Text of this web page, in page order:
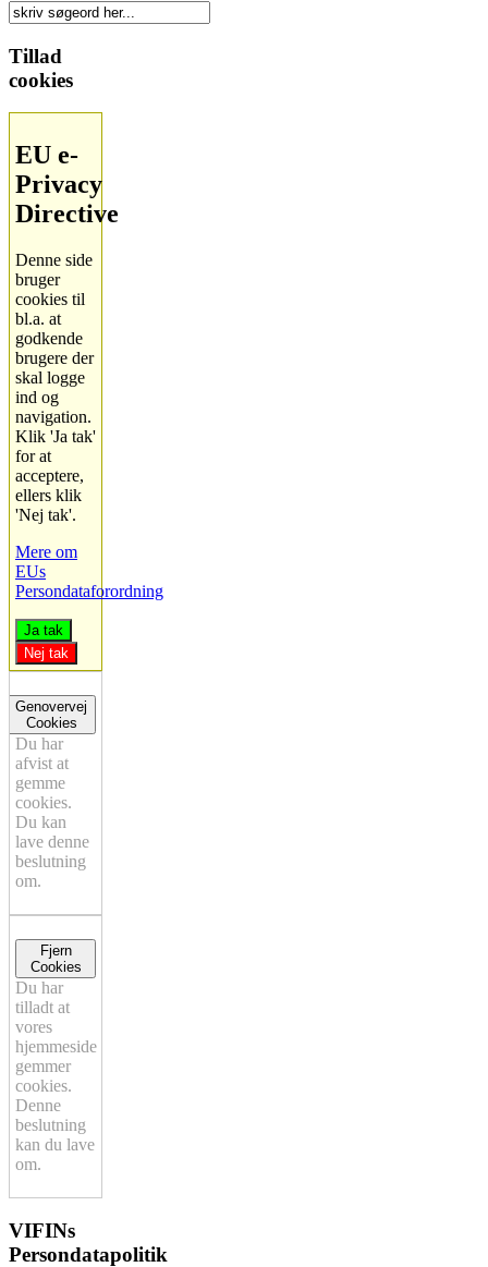
Tillad
cookies
EU e-
Privacy
Directive
Denne side
bruger
cookies til
bl.a. at
godkende
brugere der
skal logge
ind og
navigation.
Klik 'Ja tak'
for at
acceptere,
ellers klik
'Nej tak'.
Mere om
EUs
Persondataforordning
Ja tak
Nej tak
Genovervej
Cookies
Du har
afvist at
gemme
cookies.
Du kan
lave denne
beslutning
om.
Fjern
Cookies
Du har
tilladt at
vores
hjemmeside
gemmer
cookies.
Denne
beslutning
kan du lave
om.
VIFINs
Persondatapolitik